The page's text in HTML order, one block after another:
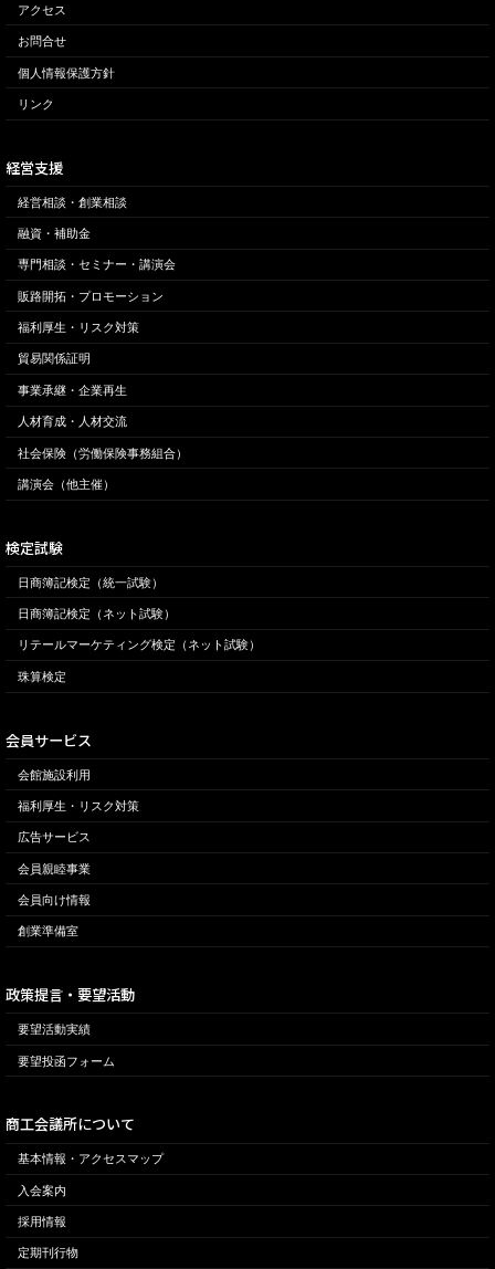
アクセス
お問合せ
個人情報保護方針
リンク
経営支援
経営相談・創業相談
融資・補助金
専門相談・セミナー・講演会
販路開拓・プロモーション
福利厚生・リスク対策
貿易関係証明
事業承継・企業再生
人材育成・人材交流
社会保険（労働保険事務組合）
講演会（他主催）
検定試験
日商簿記検定（統一試験）
日商簿記検定（ネット試験）
リテールマーケティング検定（ネット試験）
珠算検定
会員サービス
会館施設利用
福利厚生・リスク対策
広告サービス
会員親睦事業
会員向け情報
創業準備室
政策提言・要望活動
要望活動実績
要望投函フォーム
商工会議所について
基本情報・アクセスマップ
入会案内
採用情報
定期刊行物